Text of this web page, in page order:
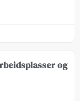
og